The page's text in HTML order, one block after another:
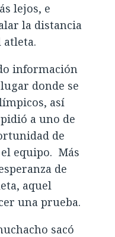
lejos, e
la distancia
atleta.
información
donde se
así
a uno de
de
equipo. Más
de
aquel
una prueba.
sacó